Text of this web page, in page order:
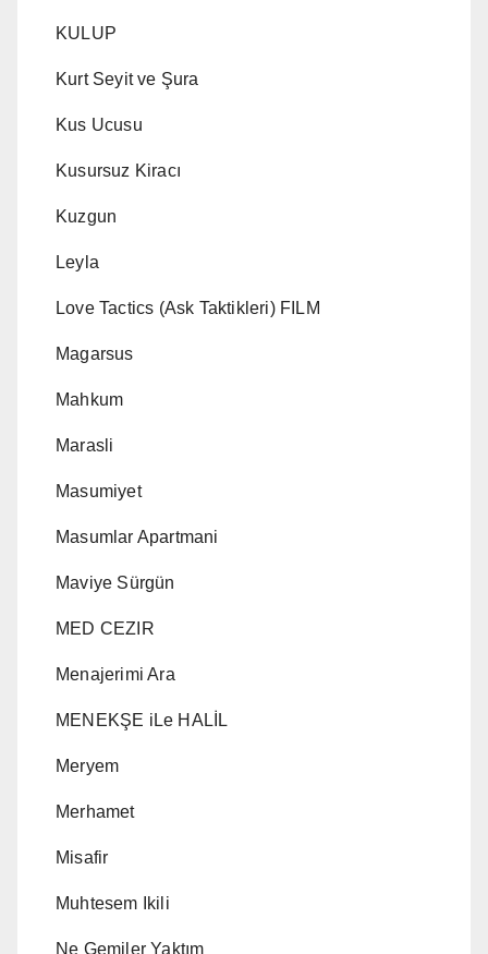
KULUP
Kurt Seyit ve Şura
Kus Ucusu
Kusursuz Kiracı
Kuzgun
Leyla
Love Tactics (Ask Taktikleri) FILM
Magarsus
Mahkum
Marasli
Masumiyet
Masumlar Apartmani
Maviye Sürgün
MED CEZIR
Menajerimi Ara
MENEKŞE iLe HALİL
Meryem
Merhamet
Misafir
Muhtesem Ikili
Ne Gemiler Yaktım